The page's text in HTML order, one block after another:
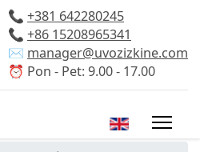
📞 +381 642280245
📞 +86 15208965341
✉️ manager@uvozizkine.com
⏰ Pon - Pet: 9.00 - 17.00
Izaberite vaš